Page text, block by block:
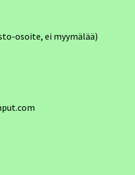
osoite, ei myymälää)